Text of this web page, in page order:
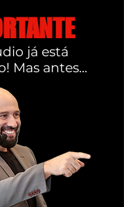
já está
Mas antes...